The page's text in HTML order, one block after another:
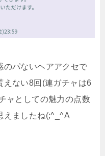
のパないヘアアクセで
えない8回(連ガチャは6
ャとしての魅力の点数
えましたね(;^_^A